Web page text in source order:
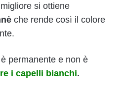
si ottiene
che rende così il colore
permanente e non è
i capelli bianchi.